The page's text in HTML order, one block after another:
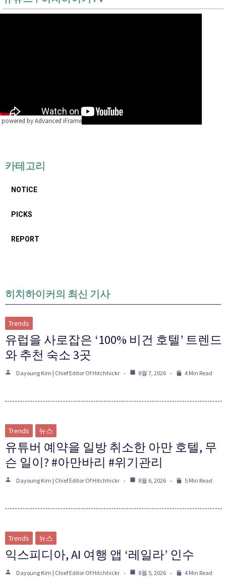
powered by Advanced iFrame
카테고리
NOTICE
PICKS
REPORT
히치하이커의 최신 기사
Trends
유럽을 사로잡은 ‘100% 비건 호텔’ 트렌드
와 추천 숙소 3곳
Dayoung Kim | Chief Editor Of Hitchhickr 8월 7, 2026 4 Min Read
Trends 뉴스
유튜버 예약을 일방 취소한 아만 호텔, 무
슨 일이? #아만바리 #위기관리
Dayoung Kim | Chief Editor Of Hitchhickr 8월 6, 2026 5 Min Read
Trends 뉴스
익스피디아, AI 여행 앱 ‘레일라’ 인수
Dayoung Kim | Chief Editor Of Hitchhickr 8월 5, 2026 4 Min Read